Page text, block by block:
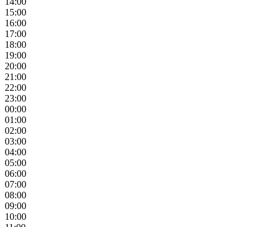
15:00
16:00
17:00
18:00
19:00
20:00
21:00
22:00
23:00
00:00
01:00
02:00
03:00
04:00
05:00
06:00
07:00
08:00
09:00
10:00